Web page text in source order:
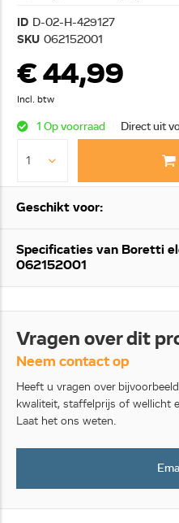
ID D-02-H-429127
SKU 062152001
€ 44,99
Incl. btw
1 Op voorraad Direct uit
Geschikt voor:
Specificaties van Boretti
062152001
Vragen over dit
Neem contact op
Heeft u vragen over
kwaliteit, staffelprijs of wellicht
Laat het ons weten.